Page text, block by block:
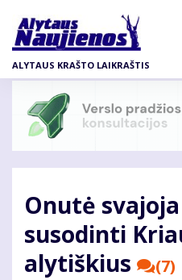
pagrindinį
turinį
ALYTAUS KRAŠTO LAIKRAŠTIS
Onutė
susodinti
alytiškius
(7)